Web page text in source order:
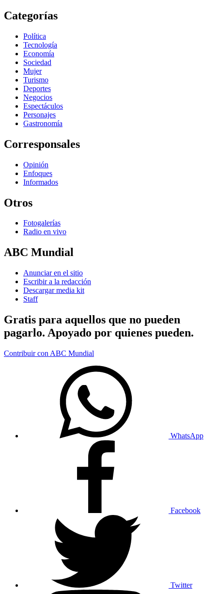
Categorías
Política
Tecnología
Economía
Sociedad
Mujer
Turismo
Deportes
Negocios
Espectáculos
Personajes
Gastronomía
Corresponsales
Opinión
Enfoques
Informados
Otros
Fotogalerías
Radio en vivo
ABC Mundial
Anunciar en el sitio
Escribir a la redacción
Descargar media kit
Staff
Gratis para aquellos que no pueden
pagarlo. Apoyado por quienes pueden.
Contribuir con ABC Mundial
WhatsApp
Facebook
Twitter